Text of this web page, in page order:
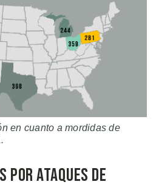
en cuanto a mordidas de
por Ataques de